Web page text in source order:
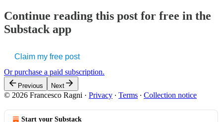
Continue reading this post for free in the
Substack app
Claim my free post
Or purchase a paid subscription.
Previous Next
© 2026 Francesco Ragni · Privacy ∙ Terms ∙ Collection notice
Start your Substack